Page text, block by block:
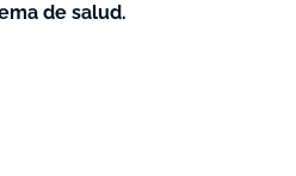
de salud.